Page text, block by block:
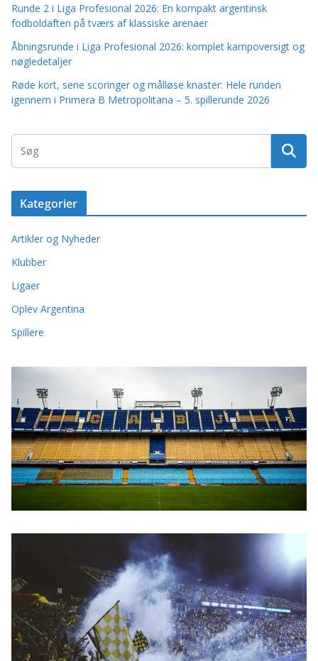
Runde 2 i Liga Profesional 2026: En kompakt argentinsk
fodboldaften på tværs af klassiske arenaer
Åbningsrunde i Liga Profesional 2026: komplet kampoversigt og
nøgledetaljer
Røde kort, sene scoringer og målløse knaster: Hele runden
igennem i Primera B Metropolitana – 5. spillerunde 2026
Kategorier
Artikler og Nyheder
Klubber
Ligaer
Oplev Argentina
Spillere